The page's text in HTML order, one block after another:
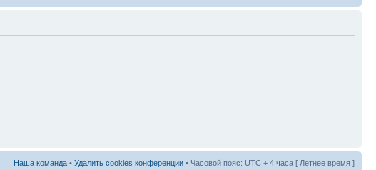
Наша команда • Удалить cookies конференции • Часовой пояс: UTC + 4 часа [ Летнее время ]